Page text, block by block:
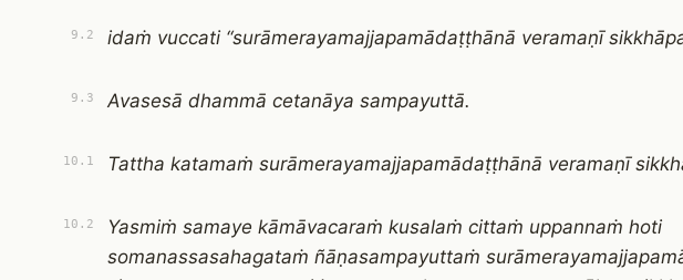
9.2 idaṁ vuccati “surāmerayamajjapamādaṭṭhānā veramaṇī
9.3 Avasesā dhammā cetanāya sampayuttā.
10.1 Tattha katamaṁ surāmerayamajjapamādaṭṭhānā veramaṇī
10.2
Yasmiṁ samaye kāmāvacaraṁ kusalaṁ cittaṁ uppannaṁ hoti
somanassasahagataṁ ñāṇasampayuttaṁ